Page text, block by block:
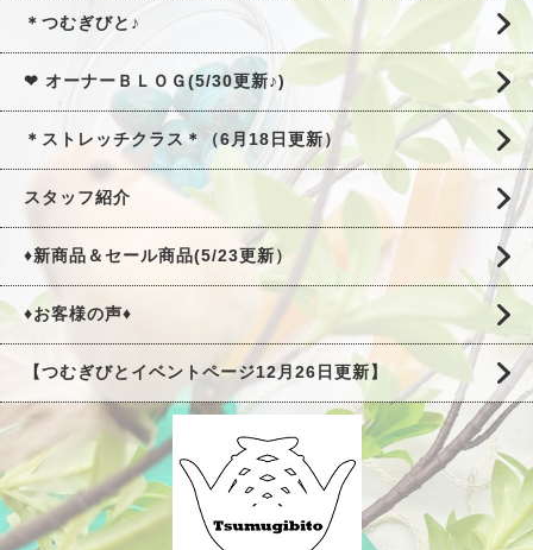
＊つむぎびと♪
❤ オーナーＢＬＯＧ(5/30更新♪)
＊ストレッチクラス＊（6月18日更新）
スタッフ紹介
♦新商品＆セール商品(5/23更新）
♦お客様の声♦
【つむぎびとイベントページ12月26日更新】